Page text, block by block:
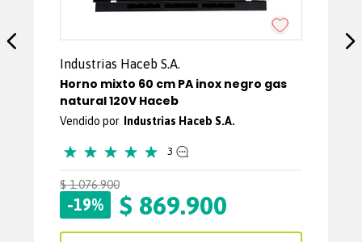
Industrias Haceb S.A.
Horno mixto 60 cm PA inox negro gas
natural 120V Haceb
Industrias Haceb S.A.
★ ★ ★ ★ ★ 3
$ 1.076.900
-19% $ 869.900